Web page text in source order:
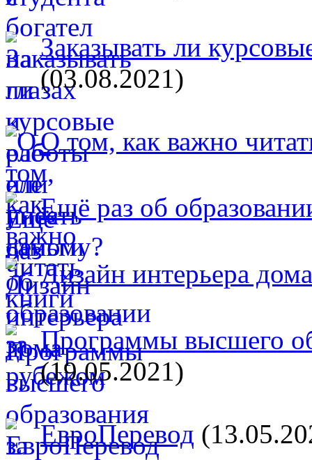
Заказывать ли
(03.08.2021)
О том, как важно
Ещё раз об
Дизайн интерьера дома
Программы высшего
(19.05.2021)
ЕвроПеревод